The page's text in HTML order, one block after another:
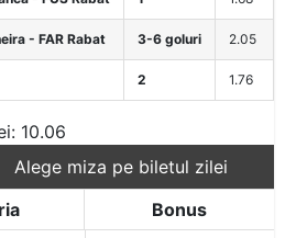
- FAR Rabat 3-6 goluri 2.05
2 1.76
10.06
Alege miza pe biletul zilei
Bonus